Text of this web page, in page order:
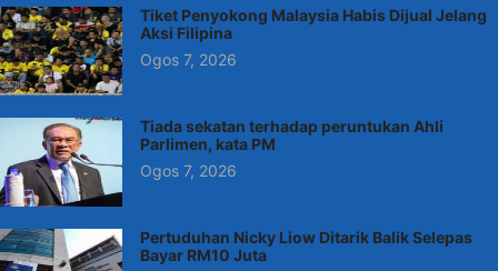
Tiket Penyokong Malaysia Habis Dijual Jelang
Aksi Filipina
Ogos 7, 2026
Tiada sekatan terhadap peruntukan Ahli
Parlimen, kata PM
Ogos 7, 2026
Pertuduhan Nicky Liow Ditarik Balik Selepas
Bayar RM10 Juta